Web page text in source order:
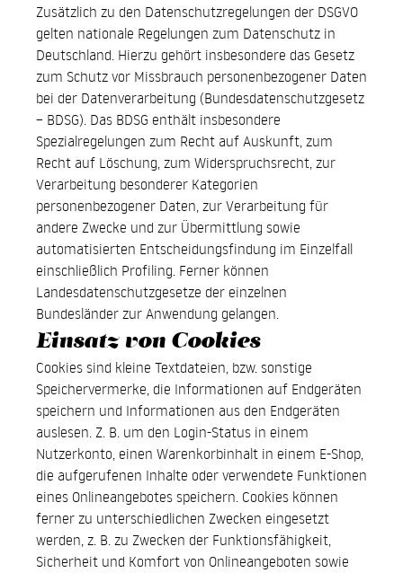
Zusätzlich zu den Datenschutzregelungen der DSGVO
gelten nationale Regelungen zum Datenschutz in
Deutschland. Hierzu gehört insbesondere das Gesetz
zum Schutz vor Missbrauch personenbezogener Daten
bei der Datenverarbeitung (Bundesdatenschutzgesetz
– BDSG). Das BDSG enthält insbesondere
Spezialregelungen zum Recht auf Auskunft, zum
Recht auf Löschung, zum Widerspruchsrecht, zur
Verarbeitung besonderer Kategorien
personenbezogener Daten, zur Verarbeitung für
andere Zwecke und zur Übermittlung sowie
automatisierten Entscheidungsfindung im Einzelfall
einschließlich Profiling. Ferner können
Landesdatenschutzgesetze der einzelnen
Bundesländer zur Anwendung gelangen.
Einsatz von Cookies
Cookies sind kleine Textdateien, bzw. sonstige
Speichervermerke, die Informationen auf Endgeräten
speichern und Informationen aus den Endgeräten
auslesen. Z. B. um den Login-Status in einem
Nutzerkonto, einen Warenkorbinhalt in einem E-Shop,
die aufgerufenen Inhalte oder verwendete Funktionen
eines Onlineangebotes speichern. Cookies können
ferner zu unterschiedlichen Zwecken eingesetzt
werden, z. B. zu Zwecken der Funktionsfähigkeit,
Sicherheit und Komfort von Onlineangeboten sowie